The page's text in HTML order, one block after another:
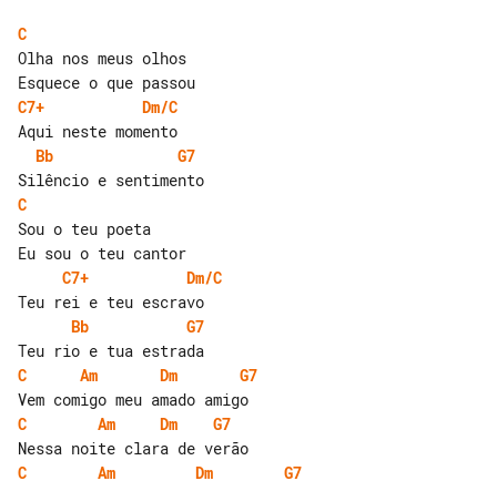
C
Olha nos meus olhos
C7+
Dm/C
Bb
G7
C
Sou o teu poeta
C7+
Dm/C
Bb
G7
C
Am Dm
G7
C
Am Dm
G7
C
Am Dm
G7